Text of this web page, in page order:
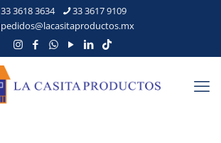
33 3618 3634
33 3617 9109
pedidos@lacasitaproductos.mx